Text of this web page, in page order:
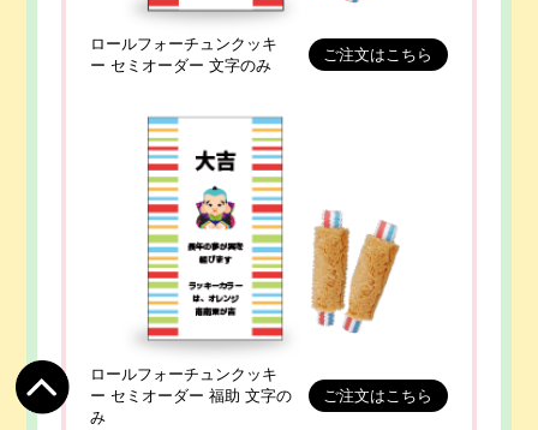
ロールフォーチュンクッキ
ー セミオーダー 文字のみ
ご注文はこちら
ロールフォーチュンクッキ
ー セミオーダー 福助 文字の
み
ご注文はこちら